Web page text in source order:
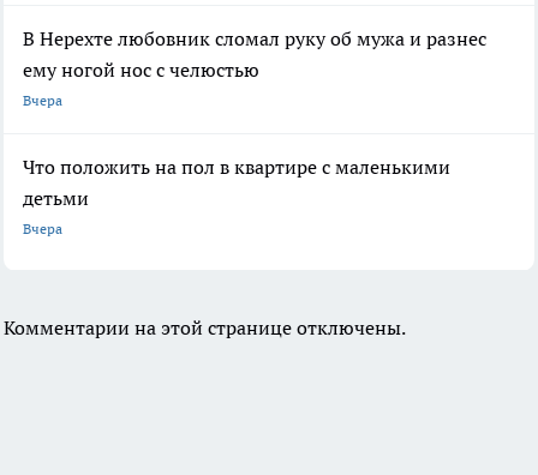
В Нерехте любовник сломал руку об мужа и разнес
ему ногой нос с челюстью
Вчера
Что положить на пол в квартире с маленькими
детьми
Вчера
Комментарии на этой странице отключены.